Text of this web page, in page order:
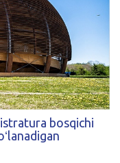
bosqichi